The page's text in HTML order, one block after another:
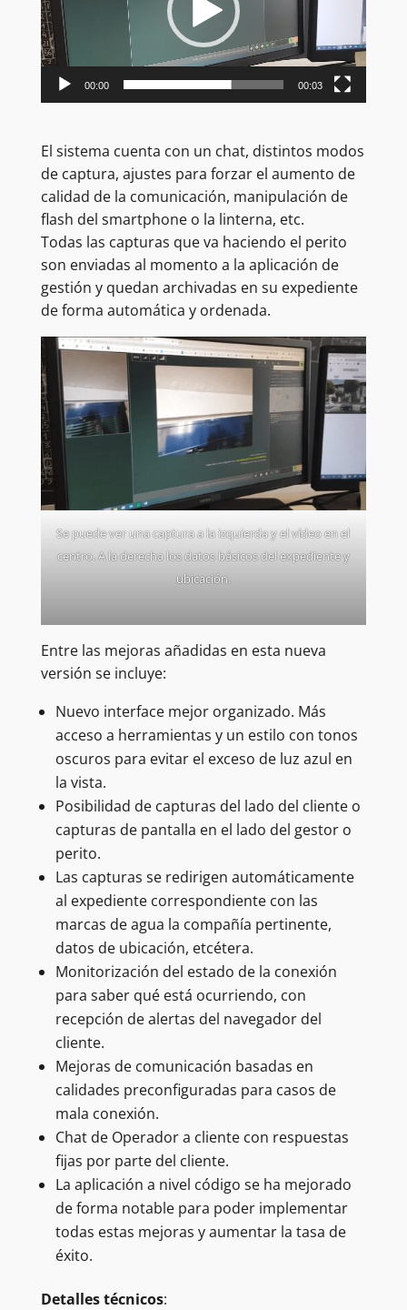
00:00 00:03
El sistema cuenta con un chat, distintos modos
de captura, ajustes para forzar el aumento de
calidad de la comunicación, manipulación de
flash del smartphone o la linterna, etc.
Todas las capturas que va haciendo el perito
son enviadas al momento a la aplicación de
gestión y quedan archivadas en su expediente
de forma automática y ordenada.
Se puede ver una captura a la izquierda y el vídeo en el
centro. A la derecha los datos básicos del expediente y
ubicación.
Entre las mejoras añadidas en esta nueva
versión se incluye:
Nuevo interface mejor organizado. Más
acceso a herramientas y un estilo con tonos
oscuros para evitar el exceso de luz azul en
la vista.
Posibilidad de capturas del lado del cliente o
capturas de pantalla en el lado del gestor o
perito.
Las capturas se redirigen automáticamente
al expediente correspondiente con las
marcas de agua la compañía pertinente,
datos de ubicación, etcétera.
Monitorización del estado de la conexión
para saber qué está ocurriendo, con
recepción de alertas del navegador del
cliente.
Mejoras de comunicación basadas en
calidades preconfiguradas para casos de
mala conexión.
Chat de Operador a cliente con respuestas
fijas por parte del cliente.
La aplicación a nivel código se ha mejorado
de forma notable para poder implementar
todas estas mejoras y aumentar la tasa de
éxito.
Detalles técnicos: